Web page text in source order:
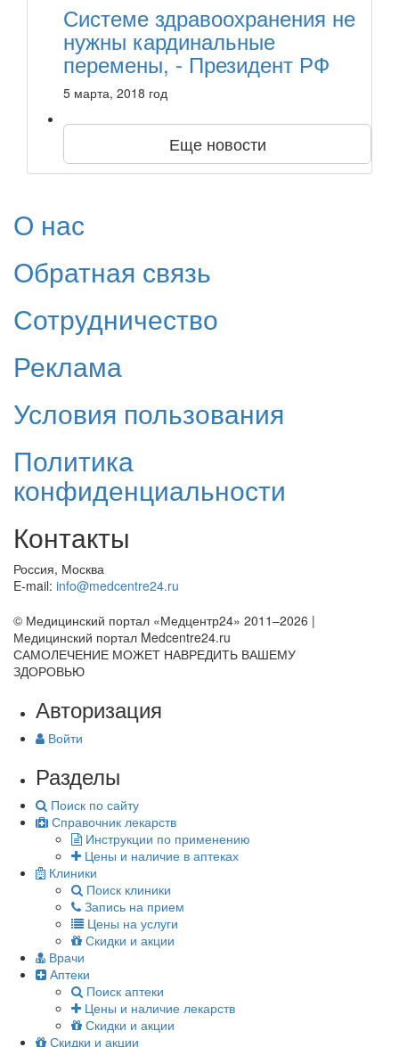
Системе здравоохранения не
нужны кардинальные
перемены, - Президент РФ
5 марта, 2018 год
Еще новости
О нас
Обратная связь
Сотрудничество
Реклама
Условия пользования
Политика
конфиденциальности
Контакты
Россия, Москва
E-mail: info@medcentre24.ru
© Медицинский портал «Медцентр24» 2011–2026 |
Медицинский портал Medcentre24.ru
САМОЛЕЧЕНИЕ МОЖЕТ НАВРЕДИТЬ ВАШЕМУ
ЗДОРОВЬЮ
Авторизация
Войти
Разделы
Поиск по сайту
Справочник лекарств
Инструкции по применению
Цены и наличие в аптеках
Клиники
Поиск клиники
Запись на прием
Цены на услуги
Скидки и акции
Врачи
Аптеки
Поиск аптеки
Цены и наличие лекарств
Скидки и акции
Скидки и акции